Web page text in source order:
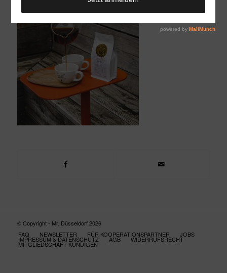
© Copyright - Mr. Düsseldorf 2026
FAQ
NEWSLETTER FÜR KOOPERATIONSPARTNER JOBS
IMPRESSUM & DATENSCHUTZ AGB WIDERRUFSRECHT
MITGLIEDSCHAFT KÜNDIGEN